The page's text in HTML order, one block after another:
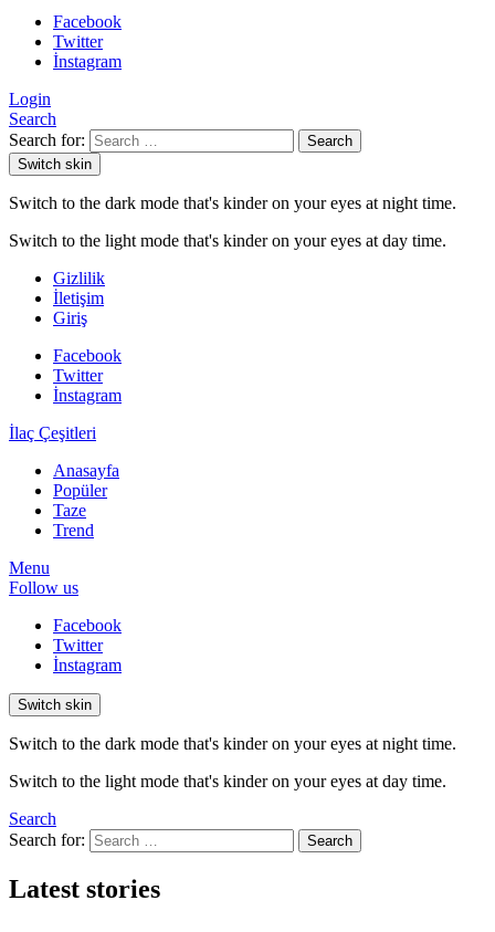
Facebook
Twitter
İnstagram
Login
Search
Search for:
Search
Switch skin
Switch to the dark mode that's kinder on your eyes at night time.
Switch to the light mode that's kinder on your eyes at day time.
Gizlilik
İletişim
Giriş
Facebook
Twitter
İnstagram
İlaç Çeşitleri
Anasayfa
Popüler
Taze
Trend
Menu
Follow us
Facebook
Twitter
İnstagram
Switch skin
Switch to the dark mode that's kinder on your eyes at night time.
Switch to the light mode that's kinder on your eyes at day time.
Search
Search for:
Search
Latest stories